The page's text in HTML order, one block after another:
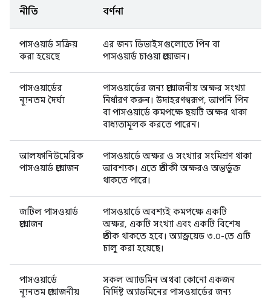
নীতি বর্ণনা
পাসওয়ার্ড সক্রিয়
করা হয়েছে
এর জন্য ডিভাইসগুলোতে পিন বা
পাসওয়ার্ড চাওয়া প্রয়োজন।
পাসওয়ার্ডের
ন্যূনতম দৈর্ঘ্য
পাসওয়ার্ডের জন্য প্রয়োজনীয় অক্ষর সংখ্যা
নির্ধারণ করুন। উদাহরণস্বরূপ, আপনি পিন
বা পাসওয়ার্ডে কমপক্ষে ছয়টি অক্ষর থাকা
বাধ্যতামূলক করতে পারেন।
আলফানিউমেরিক
পাসওয়ার্ড প্রয়োজন
পাসওয়ার্ডে অক্ষর ও সংখ্যার সংমিশ্রণ থাকা
আবশ্যক। এতে প্রতীকী অক্ষরও অন্তর্ভুক্ত
থাকতে পারে।
জটিল পাসওয়ার্ড
প্রয়োজন
পাসওয়ার্ডে অবশ্যই কমপক্ষে একটি
অক্ষর, একটি সংখ্যা এবং একটি বিশেষ
প্রতীক থাকতে হবে। অ্যান্ড্রয়েড ৩.০-তে এটি
চালু করা হয়েছে।
পাসওয়ার্ডে
ন্যূনতম প্রয়োজনীয়
সকল অ্যাডমিন অথবা কোনো একজন
নির্দিষ্ট অ্যাডমিনের পাসওয়ার্ডের জন্য